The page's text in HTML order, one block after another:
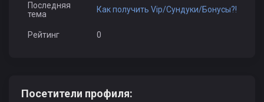
Последняя
тема
Как получить Vip/Сундуки/Бонусы?!
Рейтинг 0
Посетители профиля: